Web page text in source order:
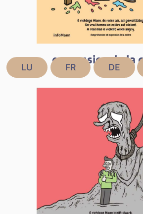
expression de la
LU FR DE